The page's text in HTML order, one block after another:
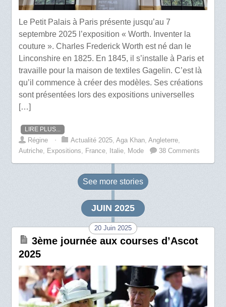
Le Petit Palais à Paris présente jusqu’au 7
septembre 2025 l’exposition « Worth. Inventer la
couture ». Charles Frederick Worth est né dan le
Linconshire en 1825. En 1845, il s’installe à Paris et
travaille pour la maison de textiles Gagelin. C’est là
qu’il commence à créer des modèles. Ses créations
sont présentées lors des expositions universelles
[…]
LIRE PLUS...
Régine ⋅ Actualité 2025,Aga Khan,Angleterre,
Autriche, Expositions, France, Italie, Mode 38 Comments
See more stories
JUIN 2025
20 Juin 2025
3ème journée aux courses d’Ascot
2025